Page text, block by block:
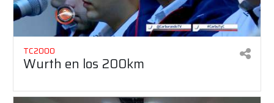
TC2000
Wurth en los 200km